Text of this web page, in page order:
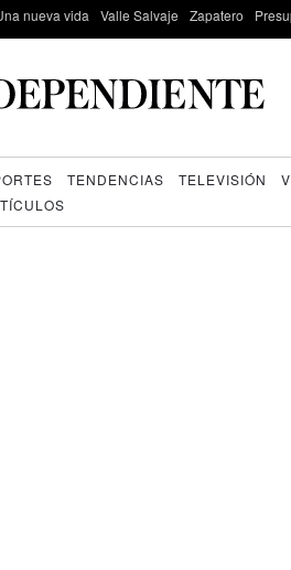
nueva vida Valle Salvaje Zapatero
TENDENCIAS TELEVISIÓN